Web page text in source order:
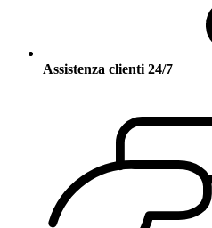
Assistenza clienti 24/7